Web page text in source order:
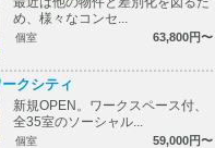
め、様々なコンセ...
個室 63,800円〜
クシティ
新規OPEN。ワークスペース付、
全35室のソーシャル...
個室 59,000円〜